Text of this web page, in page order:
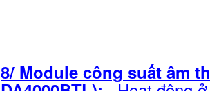
8/ Module công suất âm